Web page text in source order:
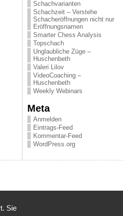
Schachvarianten
Schachzeit – Verstehe
Schacheröffnungen nicht nur
Eröffnungsnamen
Smarter Chess Analysis
Topschach
Unglaubliche Züge –
Huschenbeth
Valeri Lilov
VideoCoaching –
Huschenbeth
Weekly Webinars
Meta
Anmelden
Eintrags-Feed
Kommentar-Feed
WordPress.org
Sie